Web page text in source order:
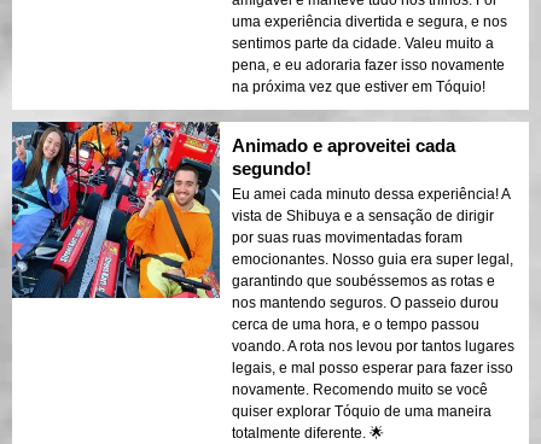
uma experiência divertida e segura, e nos
sentimos parte da cidade. Valeu muito a
pena, e eu adoraria fazer isso novamente
na próxima vez que estiver em Tóquio!
Animado e aproveitei cada
segundo!
Eu amei cada minuto dessa experiência! A
vista de Shibuya e a sensação de dirigir
por suas ruas movimentadas foram
emocionantes. Nosso guia era super legal,
garantindo que soubéssemos as rotas e
nos mantendo seguros. O passeio durou
cerca de uma hora, e o tempo passou
voando. A rota nos levou por tantos lugares
legais, e mal posso esperar para fazer isso
novamente. Recomendo muito se você
quiser explorar Tóquio de uma maneira
totalmente diferente. 🌟